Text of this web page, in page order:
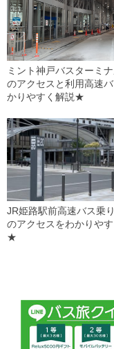
ミント神戸バスターミ
のアクセスと利用高速
かりやすく解説★
JR姫路駅前高速バス乗
のアクセスをわかりや
★